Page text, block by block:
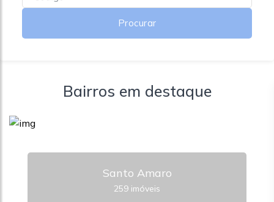
Procurar
Bairros em destaque
Santo Amaro
259 imóveis